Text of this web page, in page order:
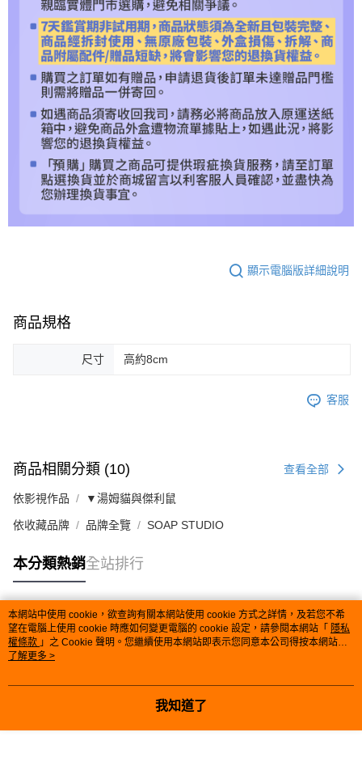
顯示電腦版詳細說明
商品規格
尺寸 高約8cm
客服
商品相關分類 (10) 查看全部
依影視作品 ▼湯姆貓與傑利鼠
依收藏品牌 品牌全覽 SOAP STUDIO
本分類熱銷全站排行
熱門標籤
本網站中使用 cookie，欲查詢有關本網站使用 cookie 方式之詳情，及若您不希
望在電腦上使用 cookie 時應如何變更電腦的 cookie 設定，請參閱本網站「 隱私
權條款 」之 Cookie 聲明。您繼續使用本網站即表示您同意本公司得按本網站使
用條款之 Cookie 聲明使用 cookie。
了解更多 >
我知道了